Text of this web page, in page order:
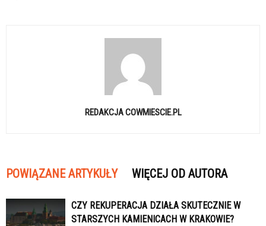
REDAKCJA COWMIESCIE.PL
POWIĄZANE ARTYKUŁY WIĘCEJ OD AUTORA
CZY REKUPERACJA DZIAŁA SKUTECZNIE W
STARSZYCH KAMIENICACH W KRAKOWIE?